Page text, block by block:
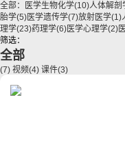
全部：
医学生物化学(10)人体解剖
胎学(5)医学遗传学(7)放射医学(1)
理学(23)药理学(6)医学心理学(2)
筛选：
全部
(7) 视频(4) 课件(3)